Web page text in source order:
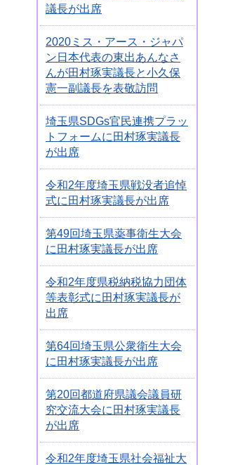
議長が出席
2020ミス・アース・ジャパ
ン日本代表の東出あんなさ
んが田村琢実議長と小久保
憲一副議長を表敬訪問
埼玉県SDGs官民連携プラッ
トフォームに田村琢実議長
が出席
令和2年度埼玉県戦没者追悼
式に田村琢実議長が出席
第49回埼玉県薬事衛生大会
に田村琢実議長が出席
令和2年度県税納税協力団体
等表彰式に田村琢実議長が
出席
第64回埼玉県公衆衛生大会
に田村琢実議長が出席
第20回都道府県議会議員研
究交流大会に田村琢実議長
が出席
令和2年度埼玉県社会福祉大